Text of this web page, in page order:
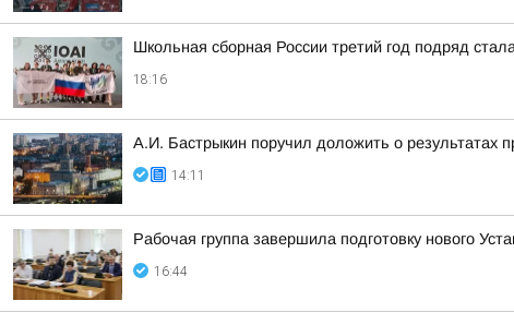
Школьная сборная России третий год подряд
18:16
А.И. Бастрыкин поручил доложить о результатах
14:11
Рабочая группа завершила подготовку нового
16:44